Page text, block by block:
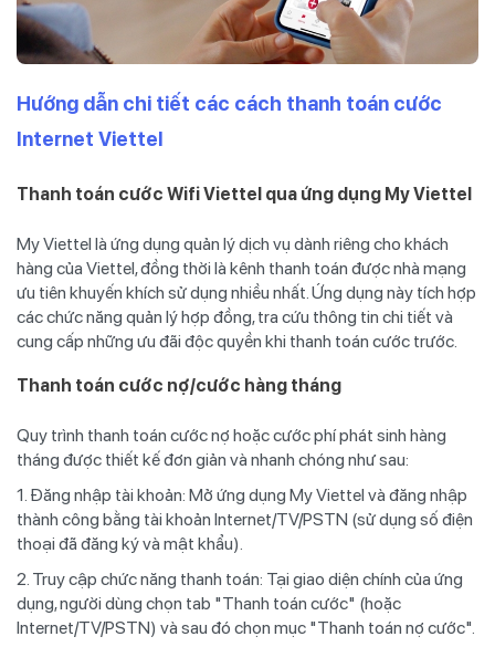
Hướng dẫn chi tiết các cách thanh toán cước
Internet Viettel
Thanh toán cước Wifi Viettel qua ứng dụng My Viettel
My Viettel là ứng dụng quản lý dịch vụ dành riêng cho khách
hàng của Viettel, đồng thời là kênh thanh toán được nhà mạng
ưu tiên khuyến khích sử dụng nhiều nhất. Ứng dụng này tích hợp
các chức năng quản lý hợp đồng, tra cứu thông tin chi tiết và
cung cấp những ưu đãi độc quyền khi thanh toán cước trước.
Thanh toán cước nợ/cước hàng tháng
Quy trình thanh toán cước nợ hoặc cước phí phát sinh hàng
tháng được thiết kế đơn giản và nhanh chóng như sau:
1. Đăng nhập tài khoản: Mở ứng dụng My Viettel và đăng nhập
thành công bằng tài khoản Internet/TV/PSTN (sử dụng số điện
thoại đã đăng ký và mật khẩu).
2. Truy cập chức năng thanh toán: Tại giao diện chính của ứng
dụng, người dùng chọn tab "Thanh toán cước" (hoặc
Internet/TV/PSTN) và sau đó chọn mục "Thanh toán nợ cước".